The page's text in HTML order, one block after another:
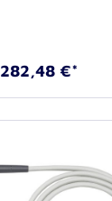
282,48 €*